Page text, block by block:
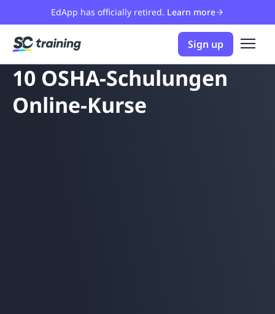
EdApp has officially retired. Learn more
Sign up
10 OSHA-Schulungen
Online-Kurse